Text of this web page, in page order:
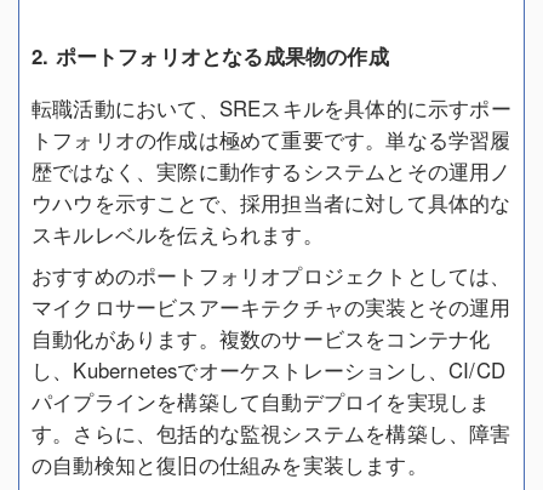
2. ポートフォリオとなる成果物の作成
転職活動において、SREスキルを具体的に示すポー
トフォリオの作成は極めて重要です。単なる学習履
歴ではなく、実際に動作するシステムとその運用ノ
ウハウを示すことで、採用担当者に対して具体的な
スキルレベルを伝えられます。
おすすめのポートフォリオプロジェクトとしては、
マイクロサービスアーキテクチャの実装とその運用
自動化があります。複数のサービスをコンテナ化
し、Kubernetesでオーケストレーションし、CI/CD
パイプラインを構築して自動デプロイを実現しま
す。さらに、包括的な監視システムを構築し、障害
の自動検知と復旧の仕組みを実装します。